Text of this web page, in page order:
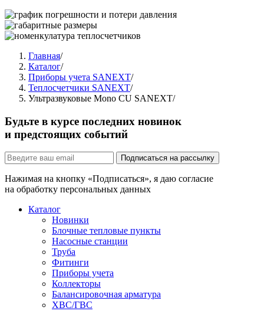
Главная/
Каталог/
Приборы учета SANEXT/
Теплосчетчики SANEXT/
Ультразвуковые Mono CU SANEXT/
Будьте в курсе последних новинок
и предстоящих событий
Подписаться на рассылку
Нажимая на кнопку «Подписаться», я даю согласие
на обработку персональных данных
Каталог
Новинки
Блочные тепловые пункты
Насосные станции
Труба
Фитинги
Приборы учета
Коллекторы
Балансировочная арматура
ХВС/ГВС